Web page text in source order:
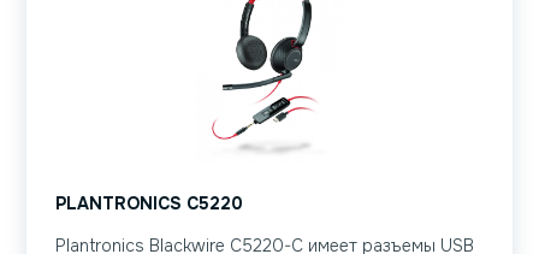
PLANTRONICS C5220
Plantronics Blackwire C5220-C имеет разъемы USB